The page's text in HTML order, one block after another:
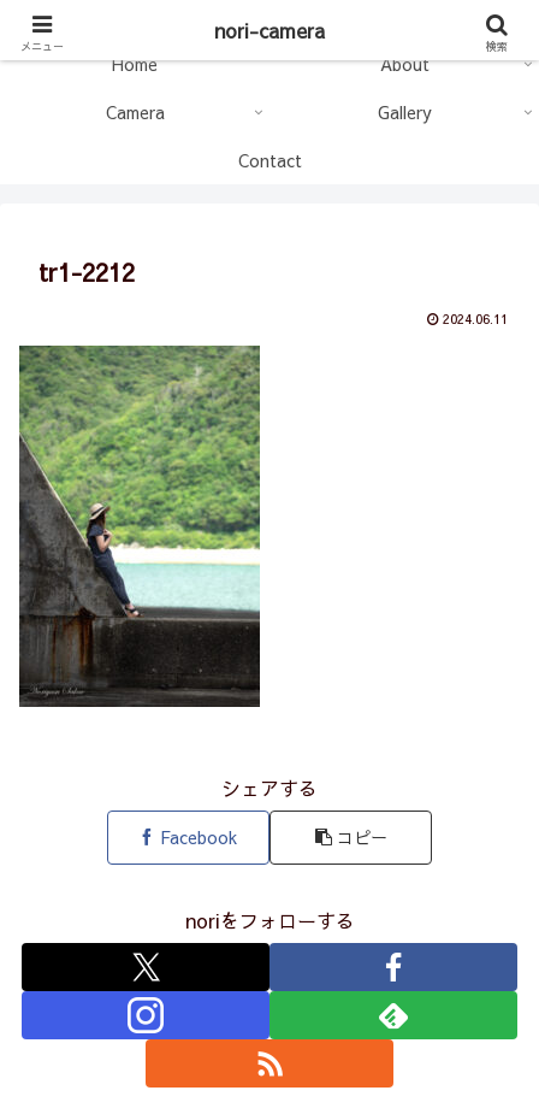
nori-camera
Home
About
Camera
Gallery
Contact
tr1-2212
2024.06.11
シェアする
Facebook コピー
noriをフォローする
メニュー
nori-camera
検索